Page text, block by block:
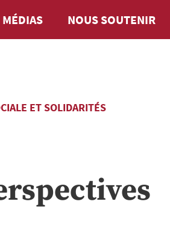
MÉDIAS NOUS SOUTENIR
ET SOLIDARITÉS